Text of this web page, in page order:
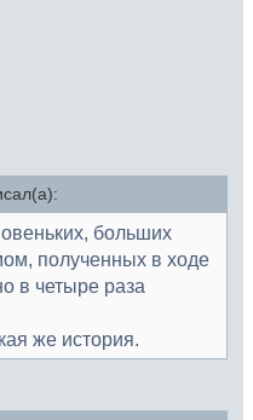
больших
полученных в ходе
в четыре раза
же история.